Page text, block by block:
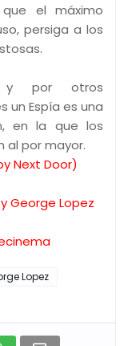
el máximo
persiga a los
y por otros
un Espía es una
en la que los
al por mayor.
Next Door)
George Lopez
Lopez